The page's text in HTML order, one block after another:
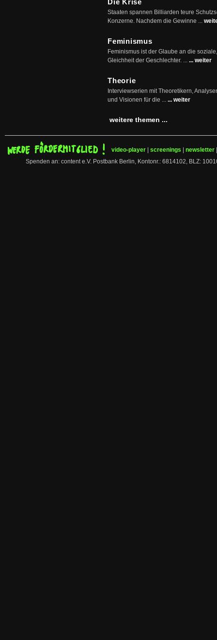
Die Krise
Staaten spannen Billiarden teure
Konzerne. Nachdem die Gewinne ...
Feminismus
Feminismus ist der Glaube an die
Gleichheit der Geschlechter. ... ... weiter
Theorie
Interviewserien mit Theoretikern,
und Visionen für die ... ... weiter
weitere themen ...
video-player screenings newsletter
Spenden an: content e.V. Postbank Berlin, Kontonr.: 6814102, BLZ: